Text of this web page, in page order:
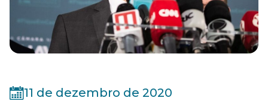
11 de dezembro de 2020